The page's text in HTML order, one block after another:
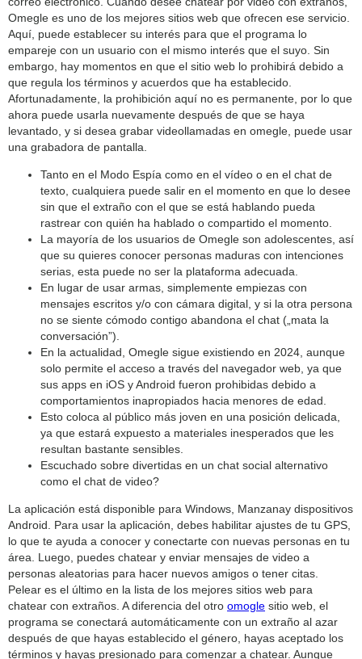
Omegle es uno de los mejores sitios web que ofrecen ese servicio.
Aquí, puede establecer su interés para que el programa lo
empareje con un usuario con el mismo interés que el suyo. Sin
embargo, hay momentos en que el sitio web lo prohibirá debido a
que regula los términos y acuerdos que ha establecido.
Afortunadamente, la prohibición aquí no es permanente, por lo que
ahora puede usarla nuevamente después de que se haya
levantado, y si desea grabar videollamadas en omegle, puede usar
una grabadora de pantalla.
Tanto en el Modo Espía como en el vídeo o en el chat de
texto, cualquiera puede salir en el momento en que lo desee
sin que el extraño con el que se está hablando pueda
rastrear con quién ha hablado o compartido el momento.
La mayoría de los usuarios de Omegle son adolescentes, así
que su quieres conocer personas maduras con intenciones
serias, esta puede no ser la plataforma adecuada.
En lugar de usar armas, simplemente empiezas con
mensajes escritos y/o con cámara digital, y si la otra persona
no se siente cómodo contigo abandona el chat („mata la
conversación”).
En la actualidad, Omegle sigue existiendo en 2024, aunque
solo permite el acceso a través del navegador web, ya que
sus apps en iOS y Android fueron prohibidas debido a
comportamientos inapropiados hacia menores de edad.
Esto coloca al público más joven en una posición delicada,
ya que estará expuesto a materiales inesperados que les
resultan bastante sensibles.
Escuchado sobre divertidas en un chat social alternativo
como el chat de video?
La aplicación está disponible para Windows, Manzanay dispositivos
Android. Para usar la aplicación, debes habilitar ajustes de tu GPS,
lo que te ayuda a conocer y conectarte con nuevas personas en tu
área. Luego, puedes chatear y enviar mensajes de video a
personas aleatorias para hacer nuevos amigos o tener citas.
Pelear es el último en la lista de los mejores sitios web para
chatear con extraños. A diferencia del otro omogle sitio web, el
programa se conectará automáticamente con un extraño al azar
después de que hayas establecido el género, hayas aceptado los
términos y hayas presionado para comenzar a chatear. Aunque